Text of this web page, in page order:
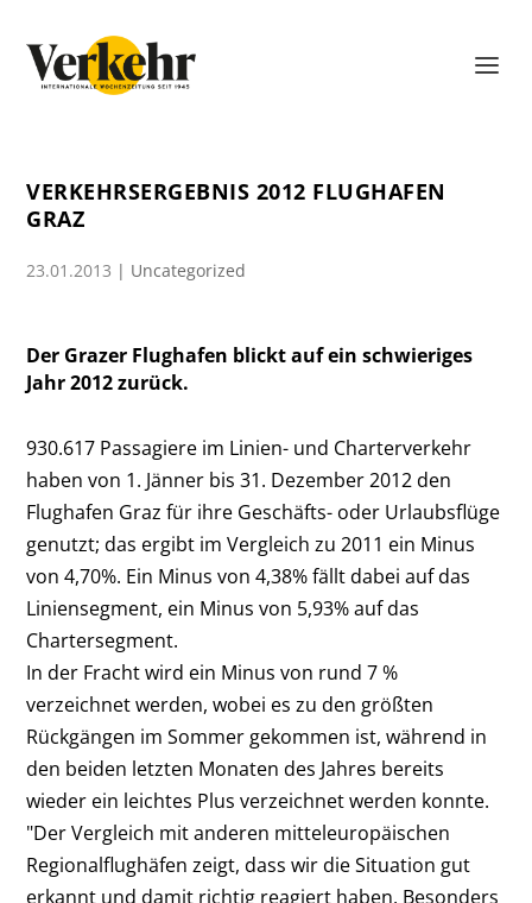
VERKEHRSERGEBNIS 2012 FLUGHAFEN
GRAZ
23.01.2013 | Uncategorized
Der Grazer Flughafen blickt auf ein schwieriges
Jahr 2012 zurück.
930.617 Passagiere im Linien- und Charterverkehr
haben von 1. Jänner bis 31. Dezember 2012 den
Flughafen Graz für ihre Geschäfts- oder Urlaubsflüge
genutzt; das ergibt im Vergleich zu 2011 ein Minus
von 4,70%. Ein Minus von 4,38% fällt dabei auf das
Liniensegment, ein Minus von 5,93% auf das
Chartersegment.
In der Fracht wird ein Minus von rund 7 %
verzeichnet werden, wobei es zu den größten
Rückgängen im Sommer gekommen ist, während in
den beiden letzten Monaten des Jahres bereits
wieder ein leichtes Plus verzeichnet werden konnte.
"Der Vergleich mit anderen mitteleuropäischen
Regionalflughäfen zeigt, dass wir die Situation gut
erkannt und damit richtig reagiert haben. Besonders